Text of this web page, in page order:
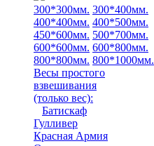
300*300мм. 300*400мм.
400*400мм. 400*500мм.
450*600мм. 500*700мм.
600*600мм. 600*800мм.
800*800мм. 800*1000мм.
Весы простого
взвешивания
(только вес):
Батискаф
Гулливер
Красная Армия